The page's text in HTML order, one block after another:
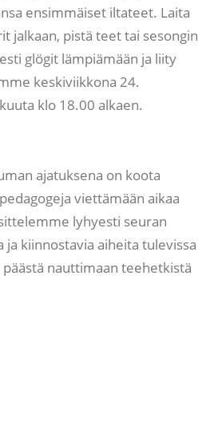
ensimmäiset iltateet. Laita
jalkaan, pistä teet tai sesongin
glögit lämpiämään ja liity
keskiviikkona 24.
klo 18.00 alkaen.
ajatuksena on koota
viettämään aikaa
lyhyesti seuran
kiinnostavia aiheita tulevissa
nauttimaan teehetkistä